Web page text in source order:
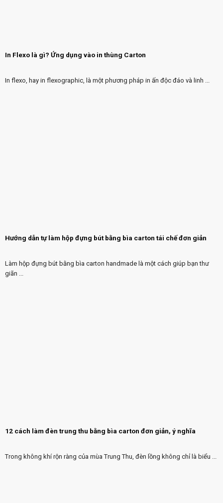
In Flexo là gì? Ứng dụng vào in thùng Carton
In flexo, hay in flexographic, là một phương pháp in ấn độc đáo và linh ...
Hướng dẫn tự làm hộp đựng bút bằng bìa carton tái chế đơn giản
Làm hộp đựng bút bằng bìa carton handmade là một cách giúp bạn thư
giãn ...
12 cách làm đèn trung thu bằng bìa carton đơn giản, ý nghĩa
Trong không khí rộn ràng của mùa Trung Thu, đèn lồng không chỉ là biểu ...